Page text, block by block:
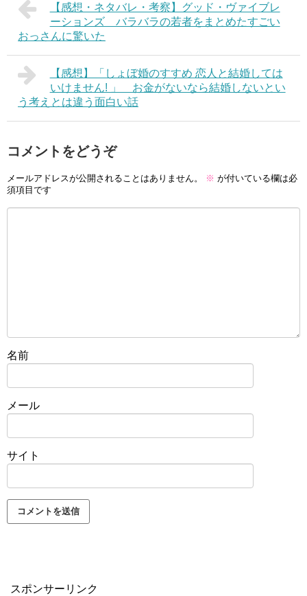
【感想・ネタバレ・考察】グッド・ヴァイブレ
ーションズ バラバラの若者をまとめたすごい
おっさんに驚いた
【感想】「しょぼ婚のすすめ 恋人と結婚しては
いけません! 」 お金がないなら結婚しないとい
う考えとは違う面白い話
コメントをどうぞ
メールアドレスが公開されることはありません。 ※ が付いている欄は必
須項目です
名前
メール
サイト
スポンサーリンク